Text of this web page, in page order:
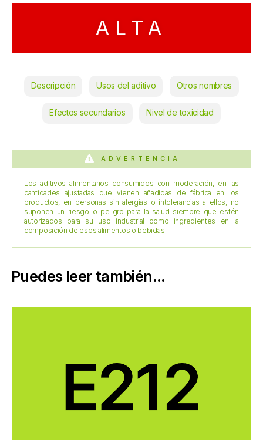
ALTA
Descripción Usos del aditivo Otros nombres
Efectos secundarios Nivel de toxicidad
ADVERTENCIA
Los aditivos alimentarios consumidos con moderación, en las
cantidades ajustadas que vienen añadidas de fábrica en los
productos, en personas sin alergias o intolerancias a ellos, no
suponen un riesgo o peligro para la salud siempre que estén
autorizados para su uso industrial como ingredientes en la
composición de esos alimentos o bebidas
Puedes leer también...